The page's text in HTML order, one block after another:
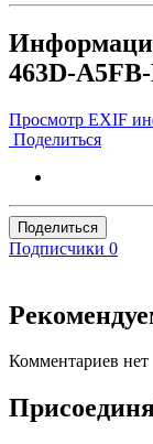
463D-
Просмотр EXIF
Поделиться
Поделиться
Подписчики 0
Комментариев нет